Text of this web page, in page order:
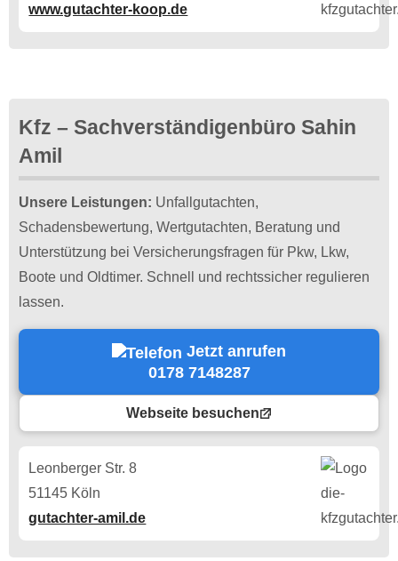
www.gutachter-koop.de
Kfz – Sachverständigenbüro Sahin
Amil
Unsere Leistungen: Unfallgutachten,
Schadensbewertung, Wertgutachten, Beratung und
Unterstützung bei Versicherungsfragen für Pkw, Lkw,
Boote und Oldtimer. Schnell und rechtssicher regulieren
lassen.
Jetzt anrufen
0178 7148287
Webseite besuchen
Leonberger Str. 8
51145 Köln
gutachter-amil.de